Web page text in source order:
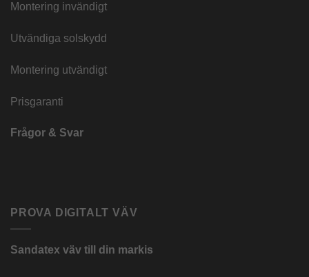
Montering invändigt
Utvändiga solskydd
Montering utvändigt
Prisgaranti
Frågor & Svar
PROVA DIGITALT VÄV
Sandatex väv till din markis